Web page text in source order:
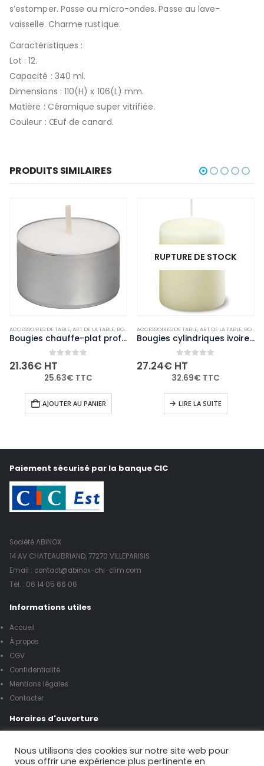
s’estomper. Passe au micro-ondes. Passe au lave-
vaisselle. Charme rustique.
Caractéristiques :
Lot : 12.
Capacité : 340 ml.
Dimensions : 110(H) x 106(L) mm.
Matière : Céramique super vitrifiée.
Couleur : Œuf de canard.
PRODUITS SIMILAIRES
ACCESSOIRES DE TABLE,ART DE LA TABLE, BOUGIES ET PHOTOPHORES ,NON-PALETTISABLE
Bougies chauffe-plat professionnelles Bolsius 8 heures (lot de 90)
0out of 5
21.36€ HT
25.63€ TTC
AJOUTER AU PANIER
RUPTURE DE STOCK
ACCESSOIRES DE TABLE,ART DE LA TABLE, BOUGIES ET PHOTOPHORES
Bougies cylindriques ivoire Bolsius 80mm (lot de 12)
0out of 5
27.24€ HT
32.69€ TTC
LIRE LA SUITE
Paiement sécurisé par la banque CIC
Société ABINOX
14 AV CHATEAUBRIAND, 77270 VILLEPARISIS
Email : contact@abinox-chr-clim.com
Tél. : 06 14 05 66 06
Informations utiles
Accueil
À propos
CGV
Confidentialité
Mentions légales
Contacter
Horaires d'ouverture
Nous utilisons des cookies sur notre site web pour
vous offrir une expérience plus pertinente en